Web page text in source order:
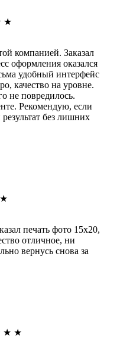
★
компанией. Заказал
оформления оказался
удобный интерфейс
качество на уровне.
не повредилось.
Рекомендую, если
без лишних
★
печать фото 15х20,
отличное, ни
вернусь снова за
★ ★